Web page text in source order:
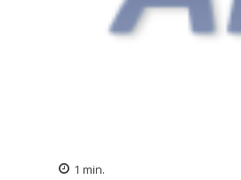
1 min.